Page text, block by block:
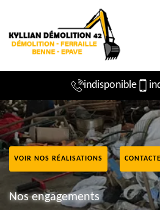
indisponible
VOIR NOS RÉALISATIONS
Nos engagements